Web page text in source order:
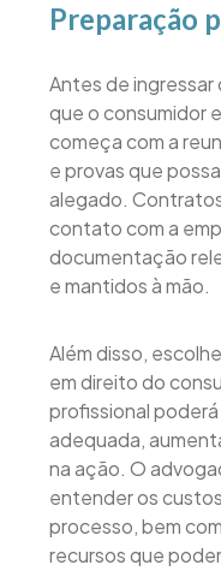
Preparação
Antes de ingressar
que o consumidor
começa com a
e provas que
alegado.
contato com a
documentação
e mantidos à mão.
Além disso,
em direito do
profissional
adequada,
na ação. O
entender os
processo, bem
recursos que